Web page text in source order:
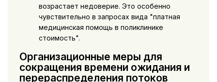
возрастает недоверие. Это особенно
чувствительно в запросах вида "платная
медицинская помощь в поликлинике
стоимость".
Организационные меры для
сокращения времени ожидания и
перераспределения потоков